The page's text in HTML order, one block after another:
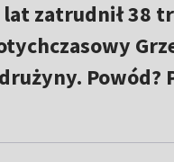
zatrudnił 38
Powód?